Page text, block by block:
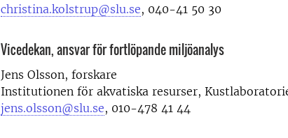
christina.kolstrup@slu.se, 040-41 50 30
Vicedekan, ansvar för fortlöpande miljöanalys
Jens Olsson, forskare
Institutionen för akvatiska resurser,
jens.olsson@slu.se, 010-478 41 44